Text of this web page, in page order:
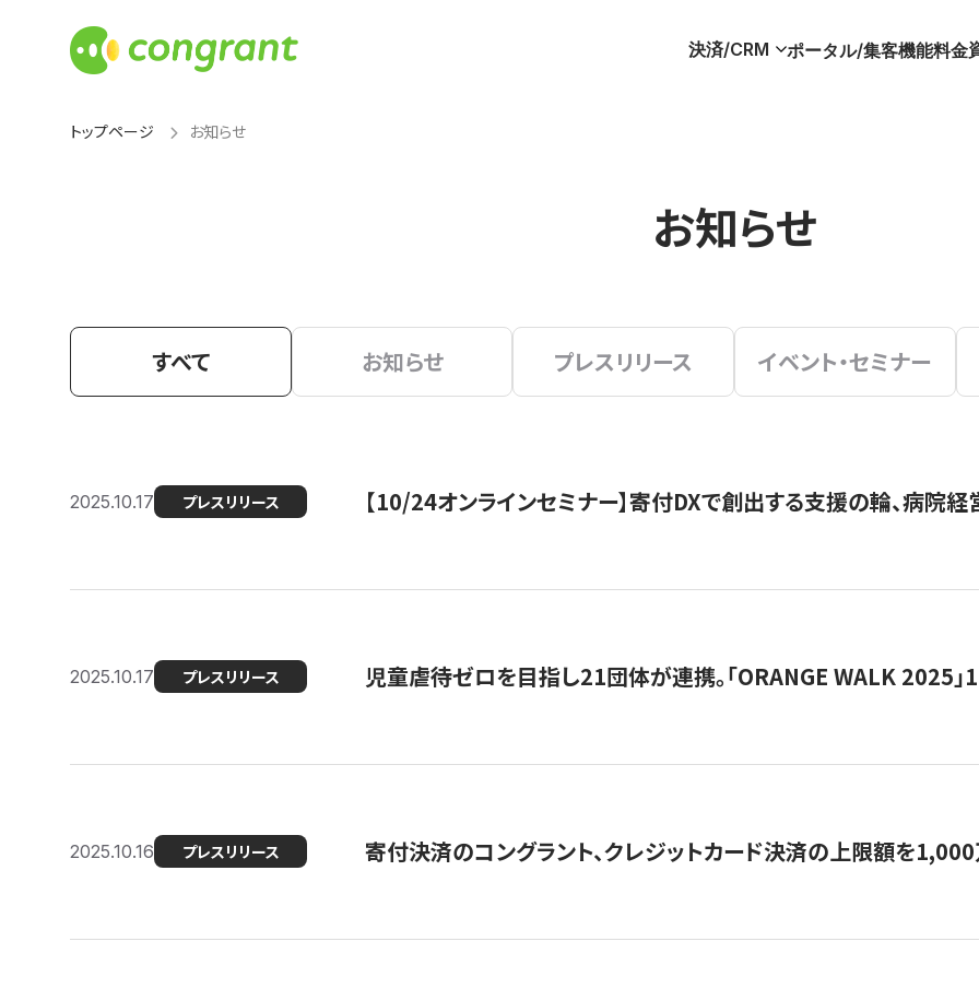
決済/CRM ポータル/集客機能料金
トップページ お知らせ
お知らせ
すべて お知らせ プレスリリース イベント・セミナー
2025.10.17 プレスリリース 【10/24オンラインセミナー】寄付DXで創出する支援の輪、病院
2025.10.17 プレスリリース 児童虐待ゼロを目指し21団体が連携。「ORANGE WALK 2025」
2025.10.16 プレスリリース 寄付決済のコングラント、クレジットカード決済の上限額を